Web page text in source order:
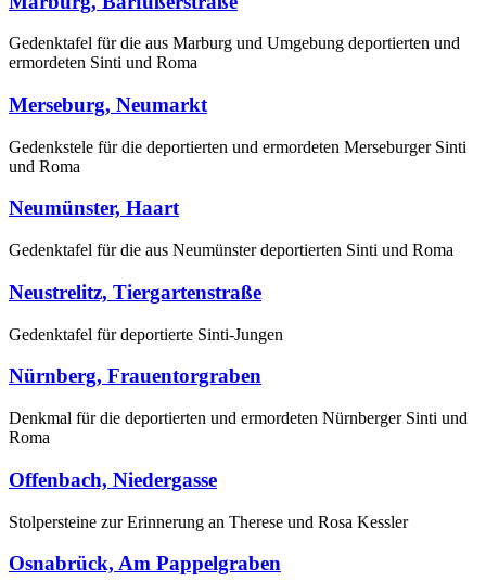
Gedenktafel für die aus Marburg und Umgebung deportierten und
ermordeten Sinti und Roma
Merseburg, Neumarkt
Gedenkstele für die deportierten und ermordeten Merseburger Sinti
und Roma
Neumünster, Haart
Gedenktafel für die aus Neumünster deportierten Sinti und Roma
Neustrelitz, Tiergartenstraße
Gedenktafel für deportierte Sinti-Jungen
Nürnberg, Frauentorgraben
Denkmal für die deportierten und ermordeten Nürnberger Sinti und
Roma
Offenbach, Niedergasse
Stolpersteine zur Erinnerung an Therese und Rosa Kessler
Osnabrück, Am Pappelgraben